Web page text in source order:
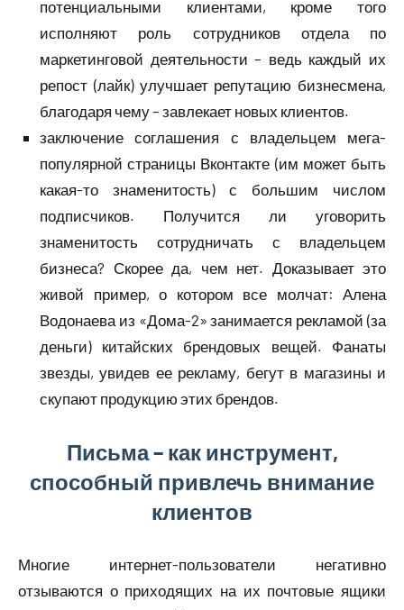
потенциальными клиентами, кроме того
исполняют роль сотрудников отдела по
маркетинговой деятельности – ведь каждый их
репост (лайк) улучшает репутацию бизнесмена,
благодаря чему – завлекает новых клиентов.
заключение соглашения с владельцем мега-
популярной страницы Вконтакте (им может быть
какая-то знаменитость) с большим числом
подписчиков. Получится ли уговорить
знаменитость сотрудничать с владельцем
бизнеса? Скорее да, чем нет. Доказывает это
живой пример, о котором все молчат: Алена
Водонаева из «Дома-2» занимается рекламой (за
деньги) китайских брендовых вещей. Фанаты
звезды, увидев ее рекламу, бегут в магазины и
скупают продукцию этих брендов.
Письма – как инструмент,
способный привлечь внимание
клиентов
Многие интернет-пользователи негативно
отзываются о приходящих на их почтовые ящики